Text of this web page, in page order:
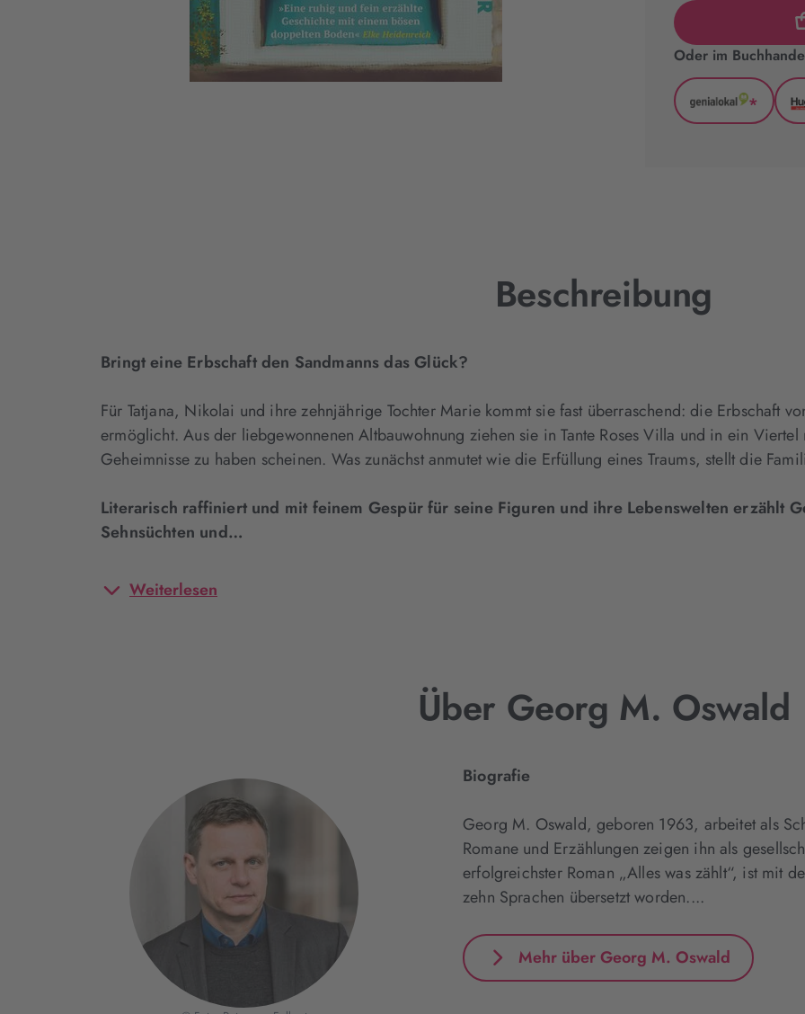
Oder im
*
Beschreibung
Bringt eine Erbschaft den Sandmanns das Glück?
Für Tatjana, Nikolai und ihre zehnjährige Tochter Marie kommt sie fast überraschend: die Erbschaft
ermöglicht. Aus der liebgewonnenen Altbauwohnung ziehen sie in Tante Roses Villa und in ein
Geheimnisse zu haben scheinen. Was zunächst anmutet wie die Erfüllung eines Traums, stellt die
Literarisch raffiniert und mit feinem Gespür für seine Figuren und ihre Lebenswelten erzählt
Sehnsüchten und…
Weiterlesen
Über Georg M. Oswald
Biografie
Georg M. Oswald, geboren 1963, arbeitet als
Romane und Erzählungen zeigen ihn als
erfolgreichster Roman „Alles was zählt“, ist mit
zehn Sprachen übersetzt worden....
Mehr über Georg M. Oswald